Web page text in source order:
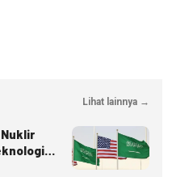
Lihat lainnya →